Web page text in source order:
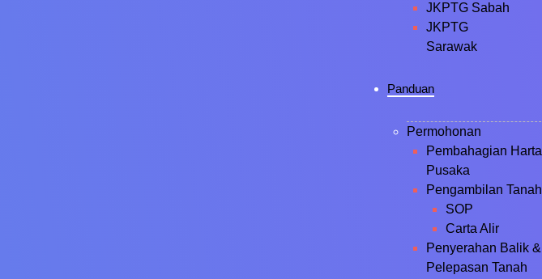
JKPTG Sabah
JKPTG
Sarawak
Panduan
Permohonan
Pembahagian Harta
Pusaka
Pengambilan Tanah
SOP
Carta Alir
Penyerahan Balik &
Pelepasan Tanah